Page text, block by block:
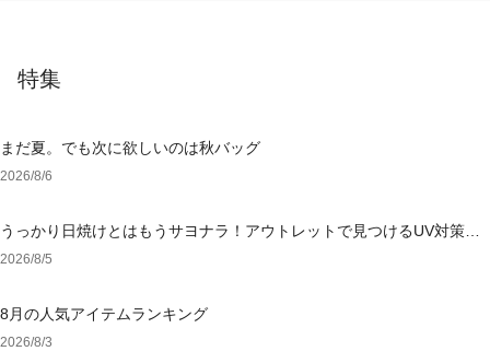
特集
まだ夏。でも次に欲しいのは秋バッグ
2026/8/6
うっかり日焼けとはもうサヨナラ！アウトレットで見つけるUV対策ウ
ェア
2026/8/5
8月の人気アイテムランキング
2026/8/3